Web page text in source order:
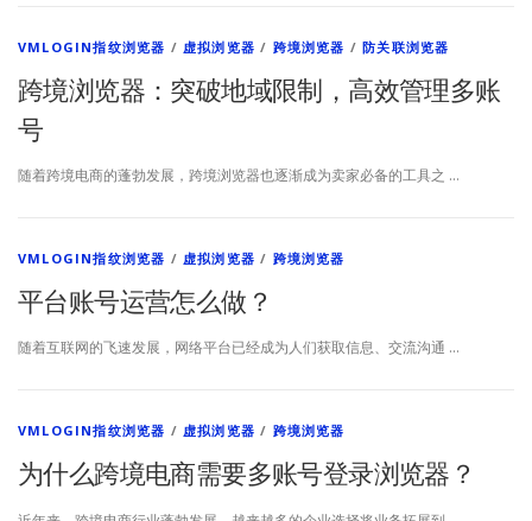
VMLOGIN指纹浏览器 /虚拟浏览器 / 跨境浏览器 /防关联浏览器
跨境浏览器：突破地域限制，高效管理多账
号
随着跨境电商的蓬勃发展，跨境浏览器也逐渐成为卖家必备的工具之 …
VMLOGIN指纹浏览器 /虚拟浏览器 / 跨境浏览器
平台账号运营怎么做？
随着互联网的飞速发展，网络平台已经成为人们获取信息、交流沟通 …
VMLOGIN指纹浏览器 /虚拟浏览器 / 跨境浏览器
为什么跨境电商需要多账号登录浏览器？